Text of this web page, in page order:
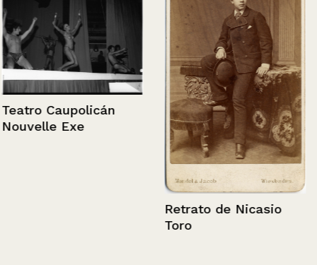
Teatro Caupolicán
Nouvelle Exe
Retrato de Nicasio
Toro